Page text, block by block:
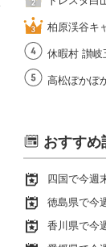
柏原渓谷キ
休暇村 讃岐
高松ぽかぽ
おすすめ
四国で今週
徳島県で今
香川県で今